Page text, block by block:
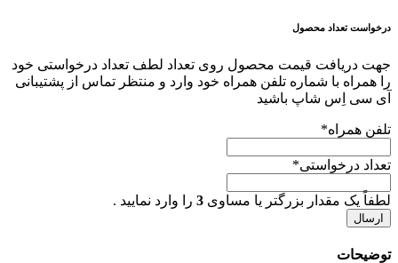
درخواست تعداد محصول
جهت دریافت قیمت محصول روی تعداد لطف تعداد درخواستی خود
را همراه با شماره تلفن همراه خود وارد و منتظر تماس از پشتیبانی
آی سی اِس شاپ باشید
تلفن همراه*
تعداد درخواستی*
لطفاً یک مقدار بزرگتر یا مساوی 3 را وارد نمایید .
توضیحات